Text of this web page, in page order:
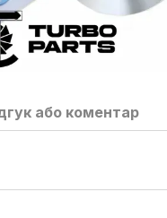
або коментар